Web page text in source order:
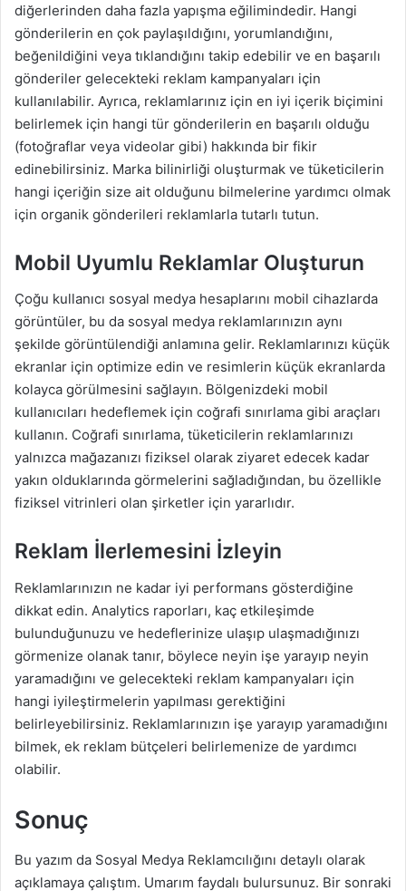
diğerlerinden daha fazla yapışma eğilimindedir. Hangi
gönderilerin en çok paylaşıldığını, yorumlandığını,
beğenildiğini veya tıklandığını takip edebilir ve en başarılı
gönderiler gelecekteki reklam kampanyaları için
kullanılabilir. Ayrıca, reklamlarınız için en iyi içerik biçimini
belirlemek için hangi tür gönderilerin en başarılı olduğu
(fotoğraflar veya videolar gibi) hakkında bir fikir
edinebilirsiniz. Marka bilinirliği oluşturmak ve tüketicilerin
hangi içeriğin size ait olduğunu bilmelerine yardımcı olmak
için organik gönderileri reklamlarla tutarlı tutun.
Mobil Uyumlu Reklamlar Oluşturun
Çoğu kullanıcı sosyal medya hesaplarını mobil cihazlarda
görüntüler, bu da sosyal medya reklamlarınızın aynı
şekilde görüntülendiği anlamına gelir. Reklamlarınızı küçük
ekranlar için optimize edin ve resimlerin küçük ekranlarda
kolayca görülmesini sağlayın. Bölgenizdeki mobil
kullanıcıları hedeflemek için coğrafi sınırlama gibi araçları
kullanın. Coğrafi sınırlama, tüketicilerin reklamlarınızı
yalnızca mağazanızı fiziksel olarak ziyaret edecek kadar
yakın olduklarında görmelerini sağladığından, bu özellikle
fiziksel vitrinleri olan şirketler için yararlıdır.
Reklam İlerlemesini İzleyin
Reklamlarınızın ne kadar iyi performans gösterdiğine
dikkat edin. Analytics raporları, kaç etkileşimde
bulunduğunuzu ve hedeflerinize ulaşıp ulaşmadığınızı
görmenize olanak tanır, böylece neyin işe yarayıp neyin
yaramadığını ve gelecekteki reklam kampanyaları için
hangi iyileştirmelerin yapılması gerektiğini
belirleyebilirsiniz. Reklamlarınızın işe yarayıp yaramadığını
bilmek, ek reklam bütçeleri belirlemenize de yardımcı
olabilir.
Sonuç
Bu yazım da Sosyal Medya Reklamcılığını detaylı olarak
açıklamaya çalıştım. Umarım faydalı bulursunuz. Bir sonraki